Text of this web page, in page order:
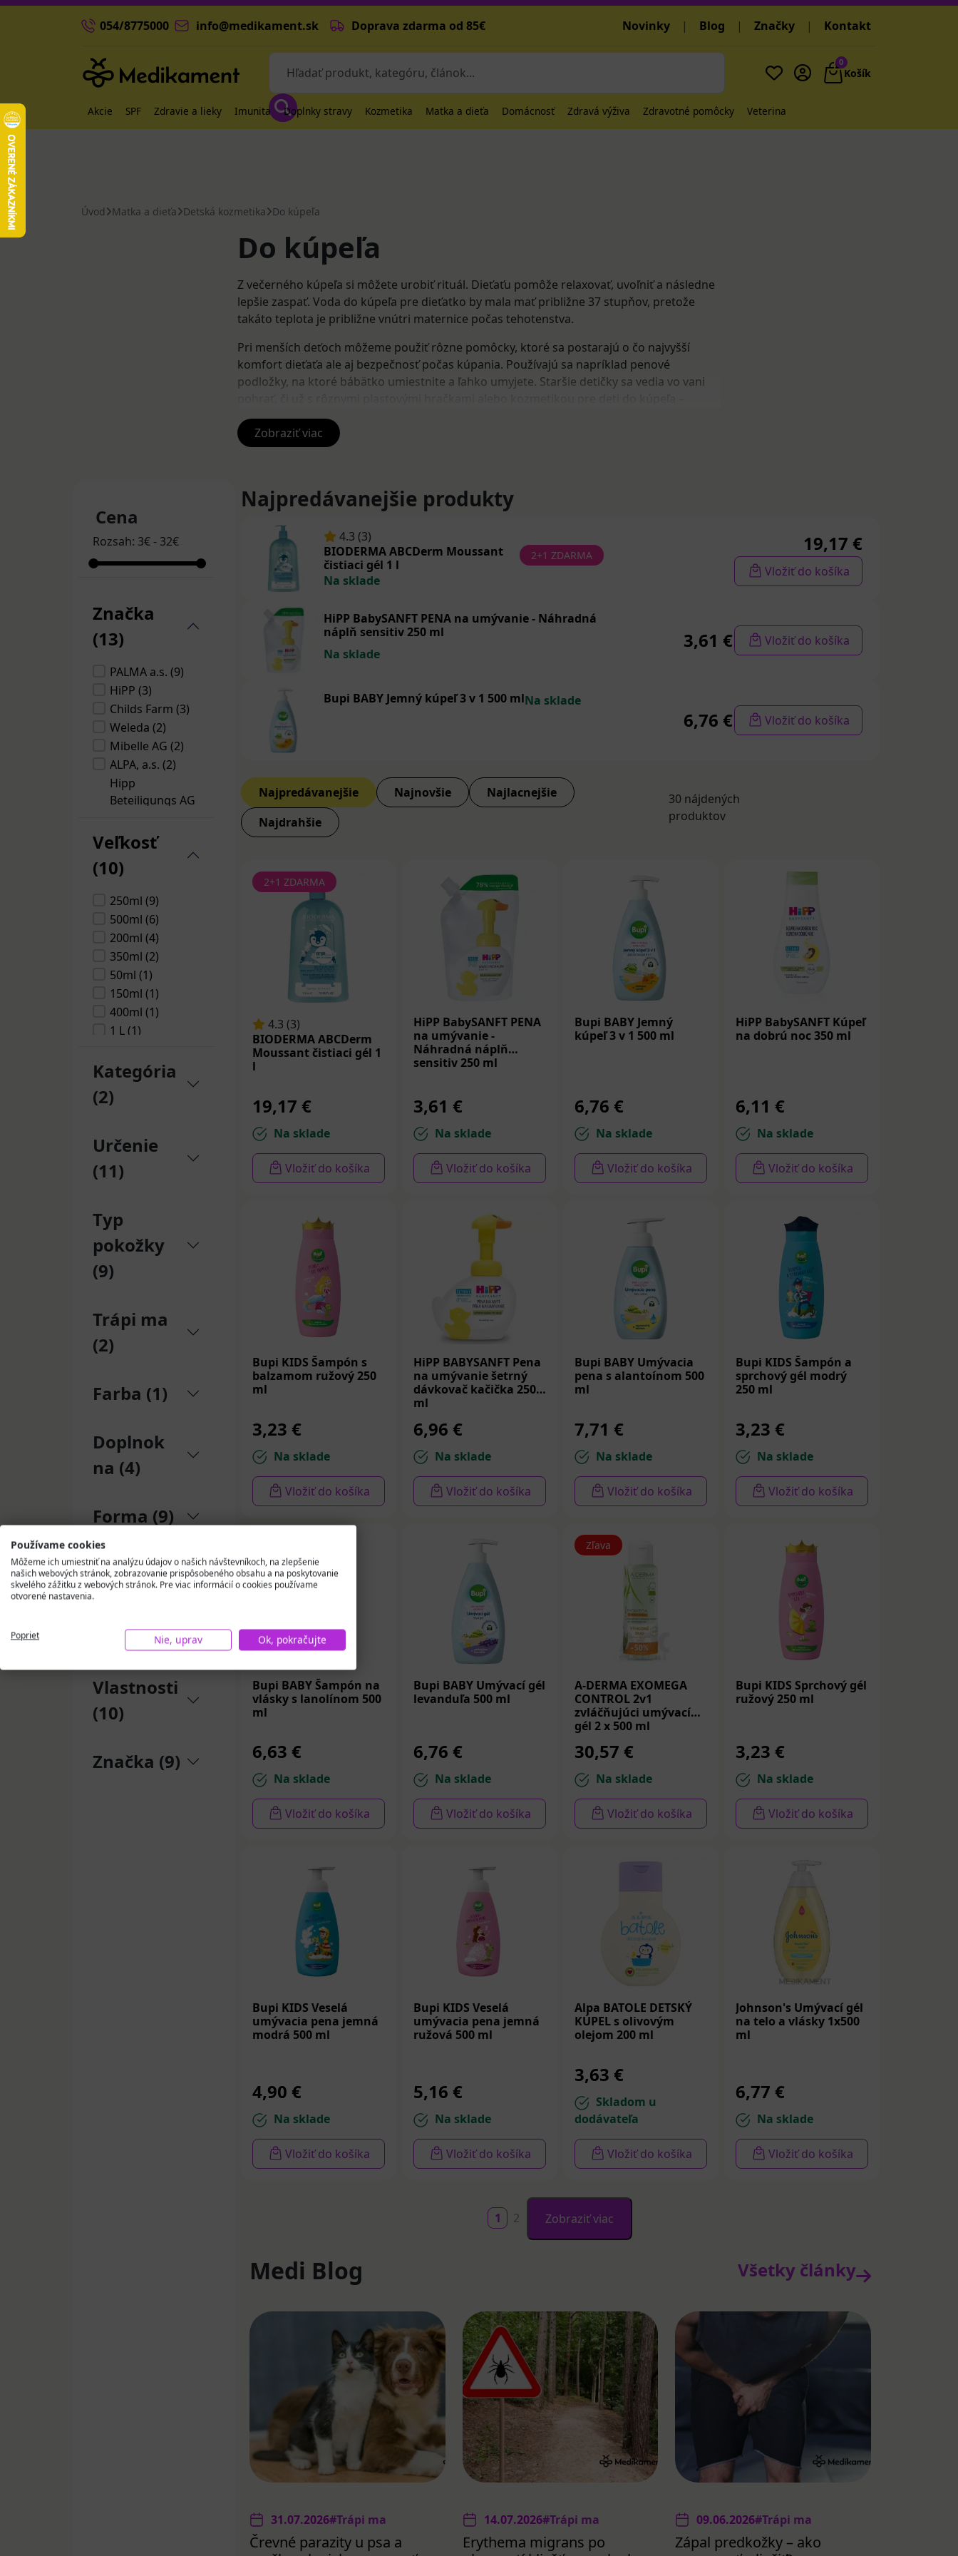
054/8775000 info@medikament.sk Doprava zdarma od 85€ Novinky | Blog | Značky | Kontakt
0
Košík
Akcie SPF Zdravie a lieky Imunita Doplnky stravy Kozmetika Matka a dieťa Domácnosť Zdravá výživa Zdravotné pomôcky Veterina
Úvod Matka a dieťa Detská kozmetika Do kúpeľa
Do kúpeľa
Z večerného kúpeľa si môžete urobiť rituál. Dieťaťu pomôže relaxovať, uvoľniť a následne
lepšie zaspať. Voda do kúpeľa pre dieťatko by mala mať približne 37 stupňov, pretože
takáto teplota je približne vnútri maternice počas tehotenstva.
Pri menších deťoch môžeme použiť rôzne pomôcky, ktoré sa postarajú o čo najvyšší
komfort dieťaťa ale aj bezpečnosť počas kúpania. Používajú sa napríklad penové
podložky, na ktoré bábätko umiestnite a ľahko umyjete. Staršie detičky sa vedia vo vani
bomby, peny, morská soľ.
Vyskúšajte produkty značky
Zobraziť viac
Cena
Rozsah: 3€- 32€
Značka
(13)
PALMA a.s. (9)
HiPP (3)
Childs Farm (3)
Weleda (2)
Mibelle AG (2)
ALPA, a.s. (2)
Hipp
Beteiligungs AG
ITALY - J&J
POMEZIA_(ITPPP)
(2)
A-Derma (1)
BUBCHEN WERK
(1)
BIODERMA
ABCDerm (1)
BABÉ
LABORATORIOS
(1)
Veľkosť
(10)
250ml (9)
500ml (6)
200ml (4)
350ml (2)
50ml (1)
150ml (1)
400ml (1)
1 L (1)
1000ml (1)
Kategória
(2)
Určenie
(11)
Typ
pokožky
(9)
Trápi ma
(2)
Farba (1)
Doplnok
na (4)
Forma (9)
Použitie
(7)
Rada (1)
Vlastnosti
(10)
Značka (9)
Najpredávanejšie produkty
4.3 (3)
BIODERMA ABCDerm Moussant
čistiaci gél 1 l
2+1 ZDARMA
Na sklade
19,17 €
Vložiť do košíka
HiPP BabySANFT PENA na umývanie - Náhradná
náplň sensitiv 250 ml
Na sklade
3,61 € Vložiť do košíka
Bupi BABY Jemný kúpeľ 3 v 1 500 mlNa sklade
6,76 € Vložiť do košíka
Najpredávanejšie Najnovšie
Najlacnejšie
Najdrahšie
30 nájdených
produktov
2+1 ZDARMA
4.3 (3)
BIODERMA ABCDerm
Moussant čistiaci gél 1
l
19,17 €
Na sklade
Vložiť do košíka
HiPP BabySANFT PENA
na umývanie -
Náhradná náplň
sensitiv 250 ml
3,61 €
Na sklade
Vložiť do košíka
Bupi BABY Jemný
kúpeľ 3 v 1 500 ml
6,76 €
Na sklade
Vložiť do košíka
HiPP BabySANFT Kúpeľ
na dobrú noc 350 ml
6,11 €
Na sklade
Vložiť do košíka
Bupi KIDS Šampón s
balzamom ružový 250
ml
3,23 €
Na sklade
Vložiť do košíka
HiPP BABYSANFT Pena
na umývanie šetrný
dávkovač kačička 250
ml
6,96 €
Na sklade
Vložiť do košíka
Bupi BABY Umývacia
pena s alantoínom 500
ml
7,71 €
Na sklade
Vložiť do košíka
Bupi KIDS Šampón a
sprchový gél modrý
250 ml
3,23 €
Na sklade
Vložiť do košíka
Bupi BABY Šampón na
vlásky s lanolínom 500
ml
6,63 €
Na sklade
Vložiť do košíka
Bupi BABY Umývací gél
levanduľa 500 ml
6,76 €
Na sklade
Vložiť do košíka
Zľava
A-DERMA EXOMEGA
CONTROL 2v1
zvláčňujúci umývací
gél 2 x 500 ml
30,57 €
Na sklade
Vložiť do košíka
Bupi KIDS Sprchový gél
ružový 250 ml
3,23 €
Na sklade
Vložiť do košíka
Bupi KIDS Veselá
umývacia pena jemná
modrá 500 ml
4,90 €
Na sklade
Vložiť do košíka
Bupi KIDS Veselá
umývacia pena jemná
ružová 500 ml
5,16 €
Na sklade
Vložiť do košíka
Alpa BATOLE DETSKÝ
KÚPEL s olivovým
olejom 200 ml
3,63 €
Skladom u
dodávateľa
Vložiť do košíka
Johnson's Umývací gél
na telo a vlásky 1x500
ml
6,77 €
Na sklade
Vložiť do košíka
1 2 Zobraziť viac
Medi Blog Všetky články
31.07.2026#Trápi ma
Črevné parazity u psa a
14.07.2026#Trápi ma
Erythema migrans po
09.06.2026#Trápi ma
Zápal predkožky – ako
Používame cookies
Môžeme ich umiestniť na analýzu údajov o našich návštevníkoch, na zlepšenie
našich webových stránok, zobrazovanie prispôsobeného obsahu a na poskytovanie
skvelého zážitku z webových stránok. Pre viac informácií o cookies používame
otvorené nastavenia.
Poprieť Nie, uprav Ok, pokračujte